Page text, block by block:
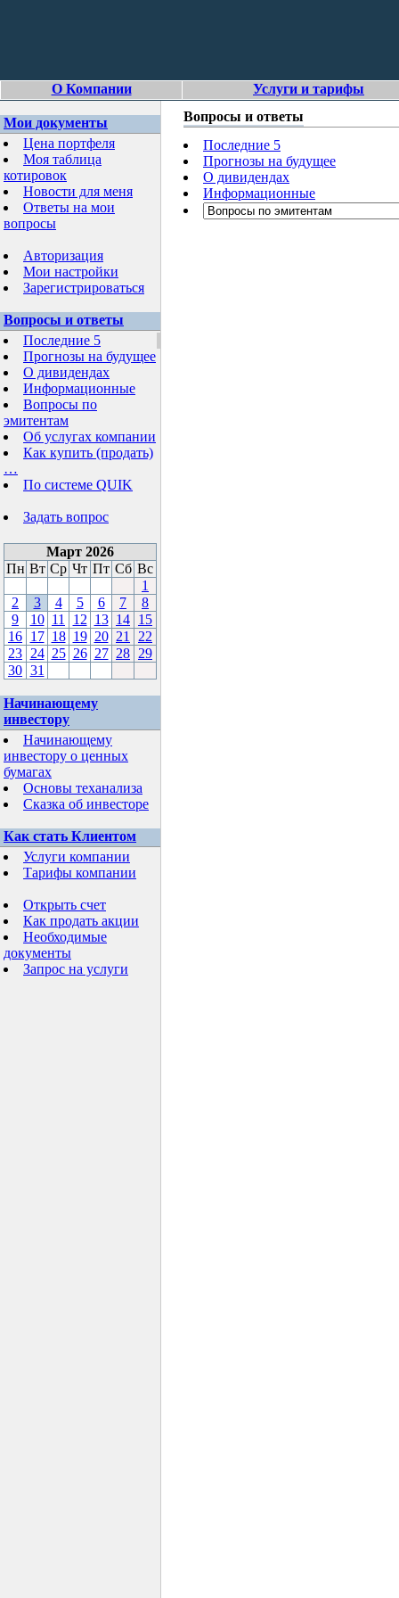
О Компании Услуги и тарифы
Мои документы
Цена портфеля
Моя таблица
котировок
Новости для меня
Ответы на мои
вопросы
Авторизация
Мои настройки
Зарегистрироваться
Вопросы и ответы
Последние 5
Прогнозы на будущее
О дивидендах
Информационные
Вопросы по
эмитентам
Об услугах компании
Как купить (продать)
…
По системе QUIK
Задать вопрос
Март 2026
Пн Вт Ср Чт Пт Сб Вс
1
2
3 4 5 6 7
8
9
10 11 12 13 14 15
16 17 18 19 20 21
22
23 24 25 26 27 28 29
30 31
Начинающему
инвестору
Начинающему
инвестору о ценных
бумагах
Основы теханализа
Сказка об инвесторе
Как стать Клиентом
Услуги компании
Тарифы компании
Открыть счет
Как продать акции
Необходимые
документы
Запрос на услуги
Вопросы и ответы
Последние 5
Прогнозы на будущее
О дивидендах
Информационные